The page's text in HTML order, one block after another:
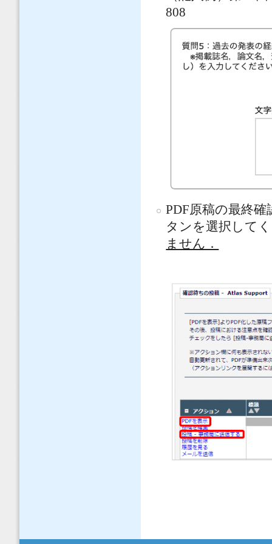
808
PDF原稿の最終
タンを選択して
ません．